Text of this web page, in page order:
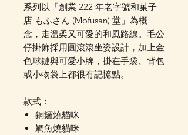
系列以「創業 222 年老字號和菓子
店 もふさん (Mofusan) 堂」為概
念，走溫柔又可愛的和風路線。毛公
仔掛飾採用圓滾滾坐姿設計，加上金
色球鏈與可愛小牌，掛在手袋、背包
或小物袋上都很有記憶點。
款式：
銅鑼燒貓咪
鯛魚燒貓咪